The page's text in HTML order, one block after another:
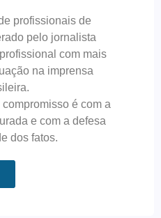
profissionais de
pelo jornalista
com mais
na imprensa
é com a
e com a defesa
dos fatos.